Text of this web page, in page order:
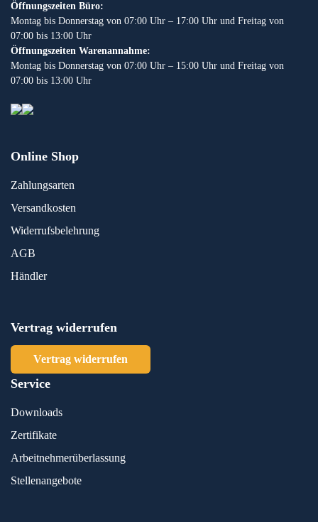
Öffnungszeiten Büro:
Montag bis Donnerstag von 07:00 Uhr – 17:00 Uhr und Freitag von
07:00 bis 13:00 Uhr
Öffnungszeiten Warenannahme:
Montag bis Donnerstag von 07:00 Uhr – 15:00 Uhr und Freitag von
07:00 bis 13:00 Uhr
Online Shop
Zahlungsarten
Versandkosten
Widerrufsbelehrung
AGB
Händler
Vertrag widerrufen
Vertrag widerrufen
Service
Downloads
Zertifikate
Arbeitnehmerüberlassung
Stellenangebote